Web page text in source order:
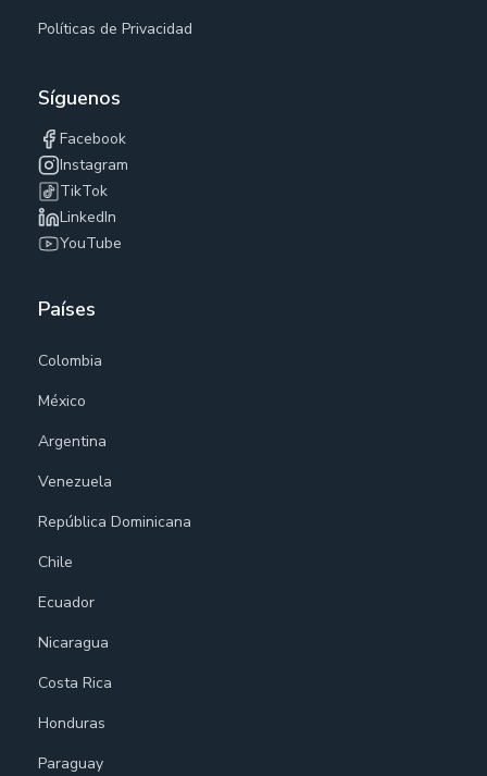
Políticas de Privacidad
Síguenos
Facebook
Instagram
TikTok
LinkedIn
YouTube
Países
Colombia
México
Argentina
Venezuela
República Dominicana
Chile
Ecuador
Nicaragua
Costa Rica
Honduras
Paraguay